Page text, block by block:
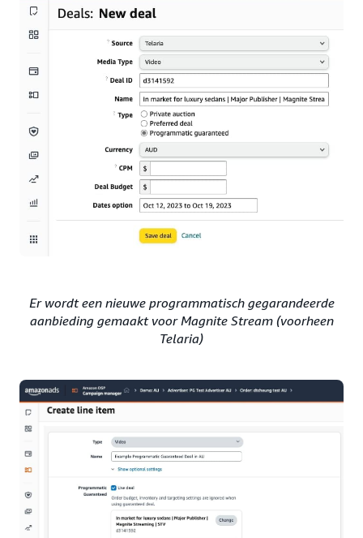
Er wordt een nieuwe programmatisch gegarandeerde
aanbieding gemaakt voor Magnite Stream (voorheen
Telaria)